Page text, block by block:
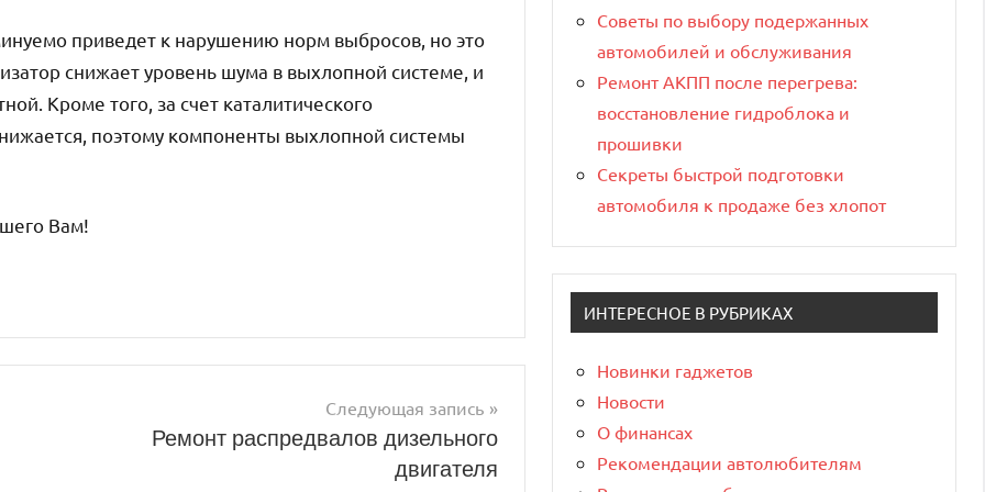
приведет к нарушению норм выбросов, но это
снижает уровень шума в выхлопной системе, и
Кроме того, за счет каталитического
поэтому компоненты выхлопной системы
Вам!
Следующая запись
Ремонт распредвалов дизельного
двигателя
Советы по выбору подержанных
автомобилей и обслуживания
Ремонт АКПП после перегрева:
восстановление гидроблока и
прошивки
Секреты быстрой подготовки
автомобиля к продаже без хлопот
ИНТЕРЕСНОЕ В РУБРИКАХ
Новинки гаджетов
Новости
О финансах
Рекомендации автолюбителям